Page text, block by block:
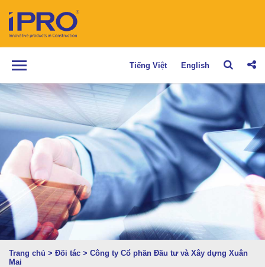
Tiếng Việt English
Trang chủ > Đối tác > Công ty Cổ phần Đầu tư và Xây dựng Xuân
Mai